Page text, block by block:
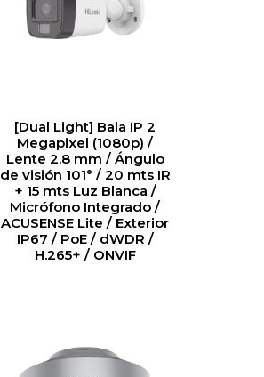
[Dual Light] Bala IP 2
Megapixel (1080p) /
Lente 2.8 mm / Ángulo
de visión 101° / 20 mts IR
+ 15 mts Luz Blanca /
Micrófono Integrado /
ACUSENSE Lite / Exterior
IP67 / PoE / dWDR /
H.265+ / ONVIF